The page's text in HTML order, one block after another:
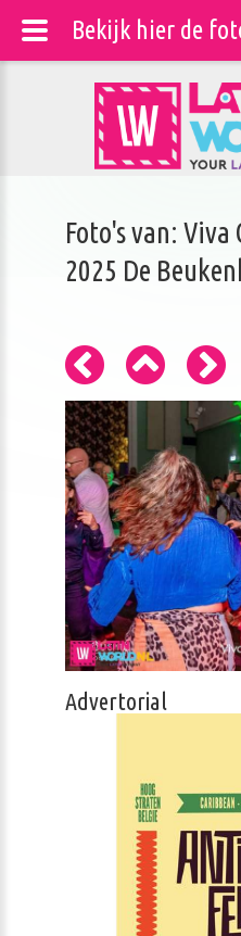
Foto's van:
2025 De
Advertorial
Bekijk hier de